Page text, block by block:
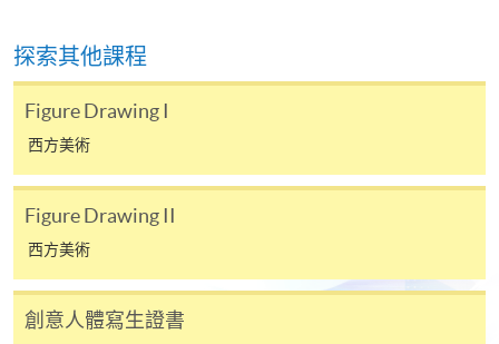
探索其他課程
Figure Drawing I
西方美術
Figure Drawing II
西方美術
創意人體寫生證書